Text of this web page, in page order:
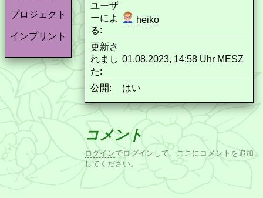
プロジェクト
インプリント
ユーザ
ーによ
る:
heiko
更新さ
れまし
た:
01.08.2023, 14:58 Uhr MESZ
公開: はい
コメント
ログインでログインして、ここにコメントを追加
してください。